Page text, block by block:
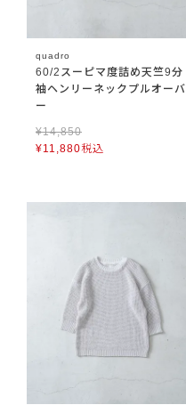
quadro
60/2スーピマ度詰め天竺9分
袖ヘンリーネックプルオーバ
ー
¥14,850
¥11,880税込